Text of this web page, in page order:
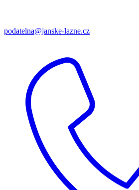
podatelna@janske-lazne.cz